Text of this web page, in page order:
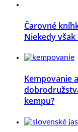
Čarovné
Niekedy
Kempovanie
kempu?